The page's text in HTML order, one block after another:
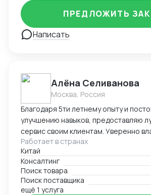
Написать
ПРЕДЛОЖИТЬ
Алёна Селиванова
Москва, Россия
Благодаря 5ти летнему опыту и
улучшению навыков, предоставляю лучшие условия и
сервис своим клиентам. Уверенно
несколькими языками, что позволяет эффективно
работать как с российскими, так и с
клиентами.
Работает в странах
Китай
Консалтинг
Поиск товара
Поиск поставщика
ещё 1 услуга